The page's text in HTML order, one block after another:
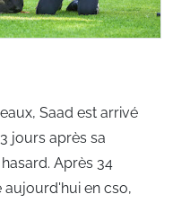
Saad est arrivé
jours après sa
Après 34
en cso,